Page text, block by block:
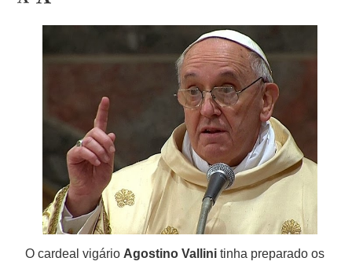
O cardeal vigário Agostino Vallini tinha preparado os